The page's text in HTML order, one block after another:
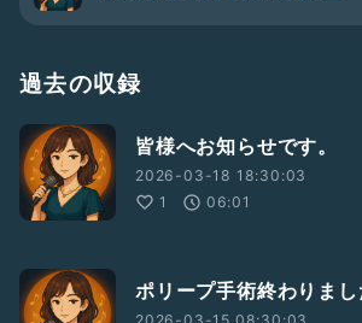
過去の収録
皆様へお知らせです。
2026-03-18 18:30:03
1
06:01
ポリープ手術終わりまし